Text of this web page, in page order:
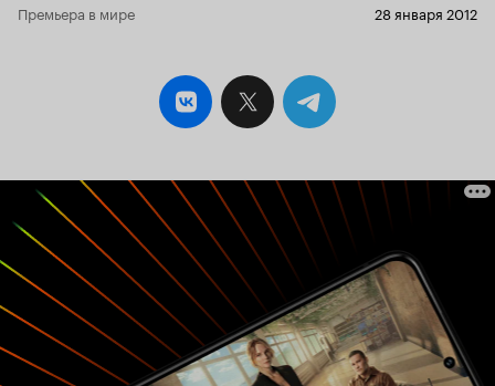
Премьера в мире
28 января 2012